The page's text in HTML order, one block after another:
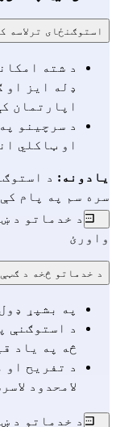
استوګنځای ترلاسه
د شته
ډله ایز او
اپارتمان
او ټاکلي
یادونه: د
سره سم په پام
د خدماتو د
واورئ
د خدماتو څخه د
په بشپړ
د استوګنې
څه په یاد قیمت (80 یورو)
د تفریح او
لامحدود
د خدماتو د